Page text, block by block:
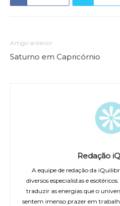
Artigo anterior
Saturno em Capricórnio
Redação
A equipe de redação da
diversos especialistas e
traduzir as energias que o
sentem imenso prazer em